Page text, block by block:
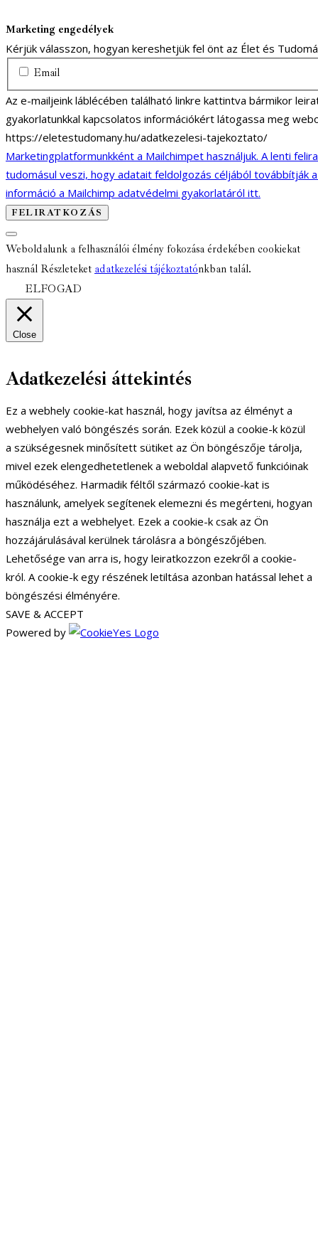
Marketing engedélyek
Kérjük válasszon, hogyan kereshetjük fel önt az Élet és
Email
Az e-mailjeink láblécében található linkre kattintva bármikor
gyakorlatunkkal kapcsolatos információkért látogassa meg
https://eletestudomany.hu/adatkezelesi-tajekoztato/
Marketingplatformunkként a Mailchimpet használjuk. A lenti
tudomásul veszi, hogy adatait feldolgozás céljából továbbítják
információ a Mailchimp adatvédelmi gyakorlatáról itt.
Weboldalunk a felhasználói élmény fokozása érdekében cookiekat
használ Részleteket adatkezelési tájékoztatónkban talál.
ELFOGAD
Close
Adatkezelési áttekintés
Ez a webhely cookie-kat használ, hogy javítsa az élményt a
webhelyen való böngészés során. Ezek közül a cookie-k közül
a szükségesnek minősített sütiket az Ön böngészője tárolja,
mivel ezek elengedhetetlenek a weboldal alapvető funkcióinak
működéséhez. Harmadik féltől származó cookie-kat is
használunk, amelyek segítenek elemezni és megérteni, hogyan
használja ezt a webhelyet. Ezek a cookie-k csak az Ön
hozzájárulásával kerülnek tárolásra a böngészőjében.
Lehetősége van arra is, hogy leiratkozzon ezekről a cookie-
król. A cookie-k egy részének letiltása azonban hatással lehet a
böngészési élményére.
SAVE & ACCEPT
Powered by